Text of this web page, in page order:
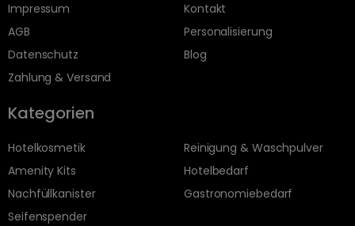
Impressum
AGB
Datenschutz
Zahlung & Versand
Kontakt
Personalisierung
Blog
Kategorien
Hotelkosmetik
Amenity Kits
Nachfüllkanister
Seifenspender
Reinigung & Waschpulver
Hotelbedarf
Gastronomiebedarf